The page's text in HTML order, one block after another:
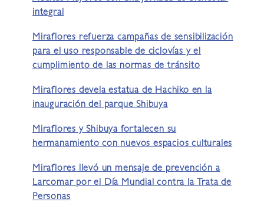
integral
Miraflores refuerza campañas de sensibilización
para el uso responsable de ciclovías y el
cumplimiento de las normas de tránsito
Miraflores devela estatua de Hachiko en la
inauguración del parque Shibuya
Miraflores y Shibuya fortalecen su
hermanamiento con nuevos espacios culturales
Miraflores llevó un mensaje de prevención a
Larcomar por el Día Mundial contra la Trata de
Personas